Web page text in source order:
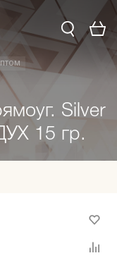
Silver
15 гр.